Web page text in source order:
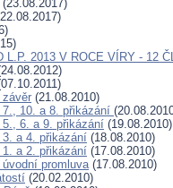
(23.08.2017)
2013 V ROCE VÍRY - 12
závěr (21.08.2010)
10. a 8. přikázání
6. a 9. přikázání (19.08.2010)
a 4. přikázání (18.08.2010)
a 2. přikázání (17.08.2010)
promluva (17.08.2010)
(20.02.2010)